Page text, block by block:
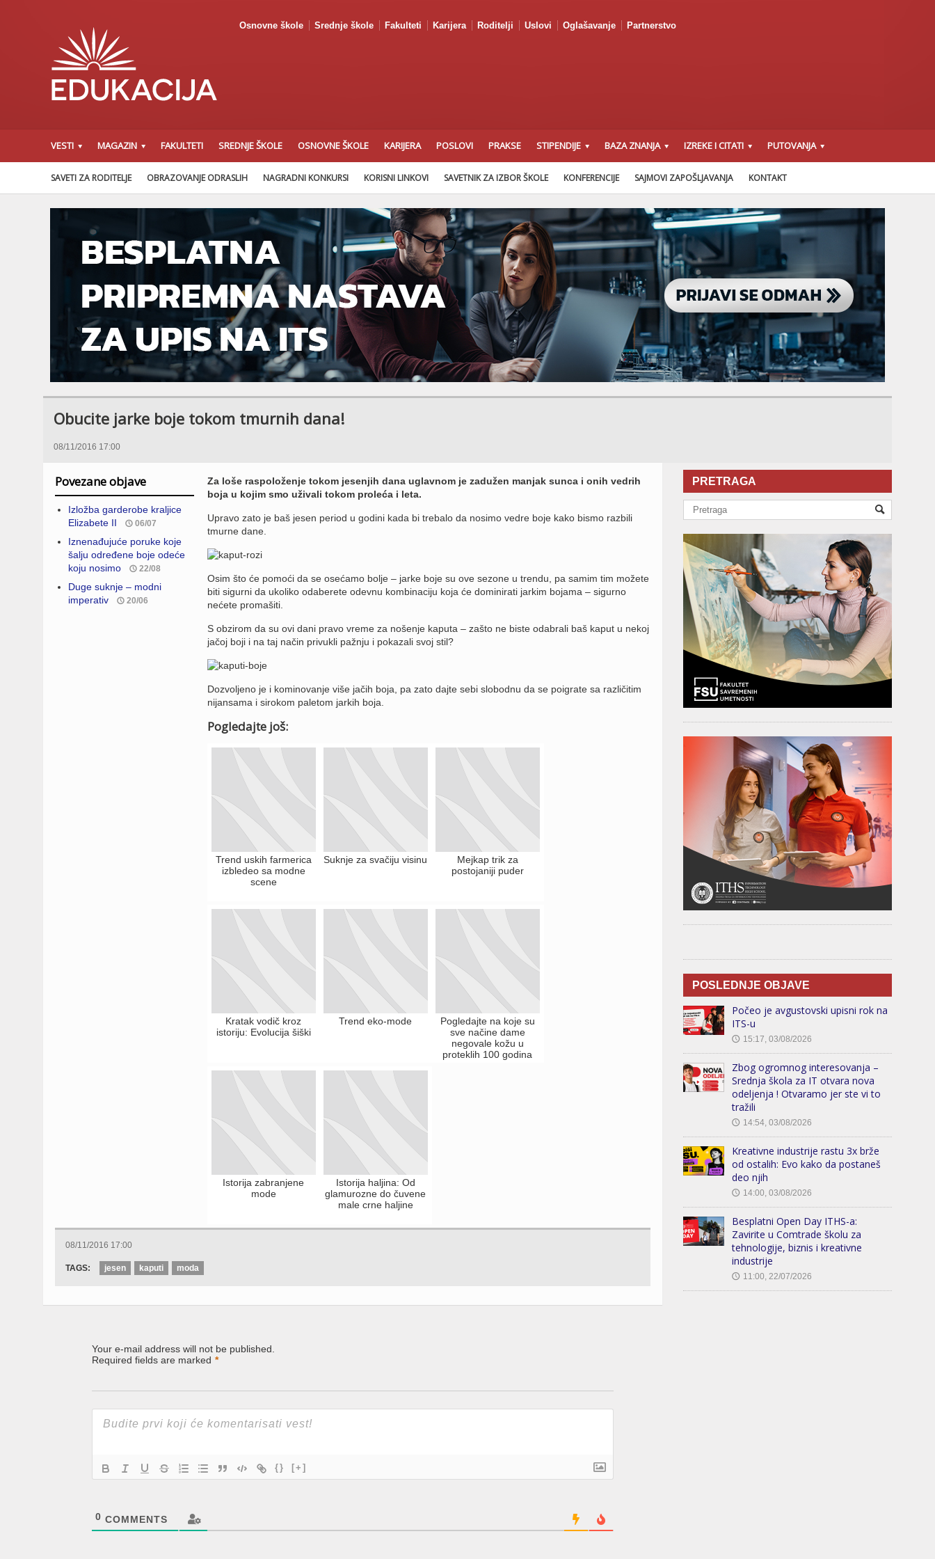
Osnovne škole Srednje škole Fakulteti Karijera Roditelji Uslovi Oglašavanje Partnerstvo
VESTI MAGAZIN FAKULTETI SREDNJE ŠKOLE OSNOVNE ŠKOLE KARIJERA POSLOVI PRAKSE STIPENDIJE BAZA ZNANJA IZREKE I CITATI PUTOVANJA
SAVETI ZA RODITELJE OBRAZOVANJE ODRASLIH NAGRADNI KONKURSI KORISNI LINKOVI SAVETNIK ZA IZBOR ŠKOLE KONFERENCIJE SAJMOVI ZAPOŠLJAVANJA KONTAKT
Obucite jarke boje tokom tmurnih dana!
08/11/2016 17:00
Povezane objave
Izložba garderobe kraljice
Elizabete II
06/07
Iznenađujuće poruke koje
šalju određene boje odeće
koju nosimo
22/08
Duge suknje – modni
imperativ
20/06
Za loše raspoloženje tokom jesenjih dana uglavnom je zadužen manjak sunca i onih vedrih
boja u kojim smo uživali tokom proleća i leta.
Upravo zato je baš jesen period u godini kada bi trebalo da nosimo vedre boje kako bismo razbili
tmurne dane.
Osim što će pomoći da se osećamo bolje – jarke boje su ove sezone u trendu, pa samim tim možete
biti sigurni da ukoliko odaberete odevnu kombinaciju koja će dominirati jarkim bojama – sigurno
nećete promašiti.
S obzirom da su ovi dani pravo vreme za nošenje kaputa – zašto ne biste odabrali baš kaput u nekoj
jačoj boji i na taj način privukli pažnju i pokazali svoj stil?
Dozvoljeno je i kominovanje više jačih boja, pa zato dajte sebi slobodnu da se poigrate sa različitim
nijansama i sirokom paletom jarkih boja.
Pogledajte još:
Trend uskih farmerica
izbledeo sa modne
scene
Suknje za svačiju visinu
Mejkap trik za
postojaniji puder
Kratak vodič kroz
istoriju: Evolucija šiški
Trend eko-mode
Pogledajte na koje su
sve načine dame
negovale kožu u
proteklih 100 godina
Istorija zabranjene
mode
Istorija haljina: Od
glamurozne do čuvene
male crne haljine
08/11/2016 17:00
TAGS: jesen kaputi moda
Your e-mail address will not be published.
Required fields are marked *
{} [+]
0 COMMENTS
PRETRAGA
POSLEDNJE OBJAVE
Počeo je avgustovski upisni rok na
ITS-u
🕔 15:17, 03/08/2026
Zbog ogromnog interesovanja –
Srednja škola za IT otvara nova
odeljenja ! Otvaramo jer ste vi to
tražili
🕔 14:54, 03/08/2026
Kreativne industrije rastu 3x brže
od ostalih: Evo kako da postaneš
deo njih
🕔 14:00, 03/08/2026
Besplatni Open Day ITHS-a:
Zavirite u Comtrade školu za
tehnologije, biznis i kreativne
industrije
🕔 11:00, 22/07/2026